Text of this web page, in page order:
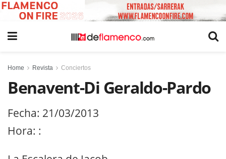
Home Revista Conciertos
Benavent-Di Geraldo-Pardo
Fecha: 21/03/2013
Hora: :